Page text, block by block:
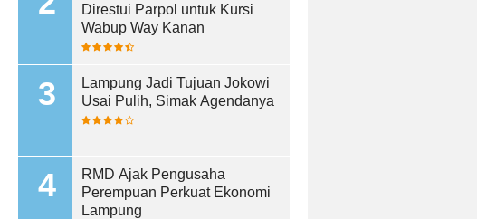
Direstui Parpol untuk Kursi
Wabup Way Kanan
Lampung Jadi Tujuan Jokowi
Usai Pulih, Simak Agendanya
RMD Ajak Pengusaha
Perempuan Perkuat Ekonomi
Lampung